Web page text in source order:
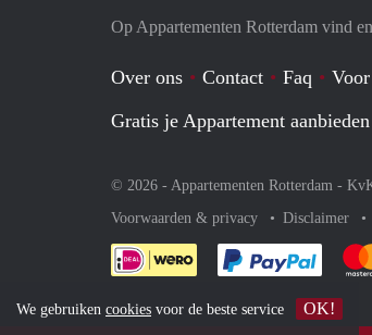
Op Appartementen Rotterdam vind
Over ons Contact Faq
Gratis je Appartement
© 2026 - Appartementen Rotterdam -
Voorwaarden & privacy
Disclaimer
Je
We gebruiken cookies voor de beste service OK!